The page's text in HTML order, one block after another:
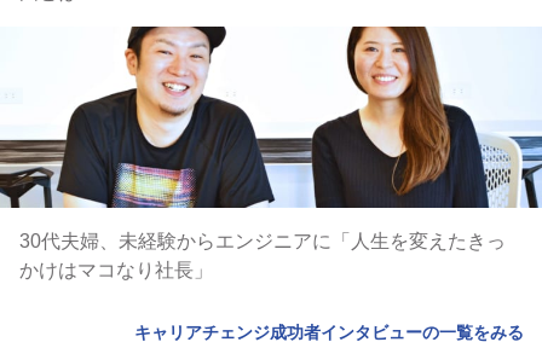
30代夫婦、未経験からエンジニアに「人生を変えたきっ
かけはマコなり社長」
キャリアチェンジ成功者インタビューの一覧をみる